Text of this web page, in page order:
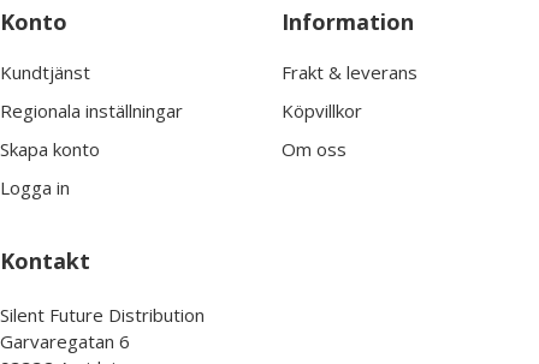
Konto
Kundtjänst
Regionala inställningar
Skapa konto
Logga in
Information
Frakt & leverans
Köpvillkor
Om oss
Kontakt
Silent Future Distribution
Garvaregatan 6